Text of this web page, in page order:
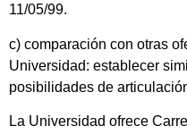
11/05/99.
c) comparación con otras
Universidad: establecer
posibilidades de
La Universidad ofrece